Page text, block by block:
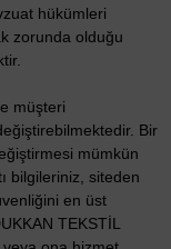
hükümleri
zorunda olduğu
müşteri
Bir
mümkün
bilgileriniz, siteden
en üst
TEKSTİL